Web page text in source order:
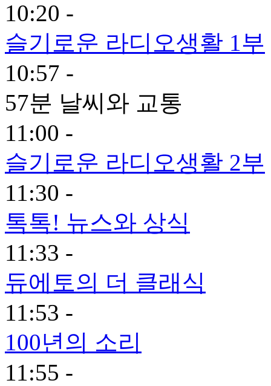
10:20 -
슬기로운 라디오생활 1부
10:57 -
57분 날씨와 교통
11:00 -
슬기로운 라디오생활 2부
11:30 -
톡톡! 뉴스와 상식
11:33 -
듀에토의 더 클래식
11:53 -
100년의 소리
11:55 -